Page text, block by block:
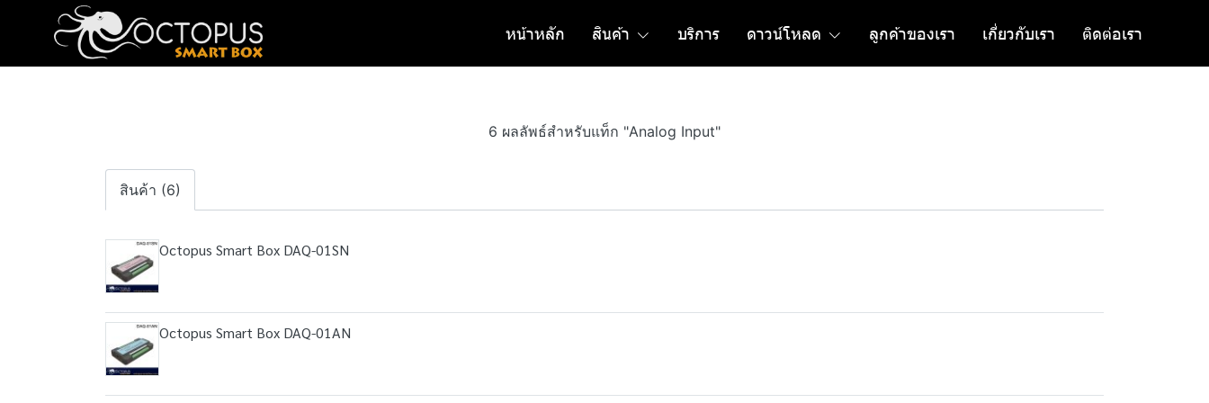
หน้าหลัก สินค้า บริการ ดาวน์โหลด ลูกค้าของเรา เกี่ยวกับเรา ติดต่อเรา
6 ผลลัพธ์สำหรับแท็ก "Analog Input"
สินค้า (6)
Octopus Smart Box DAQ-01SN
Octopus Smart Box DAQ-01AN